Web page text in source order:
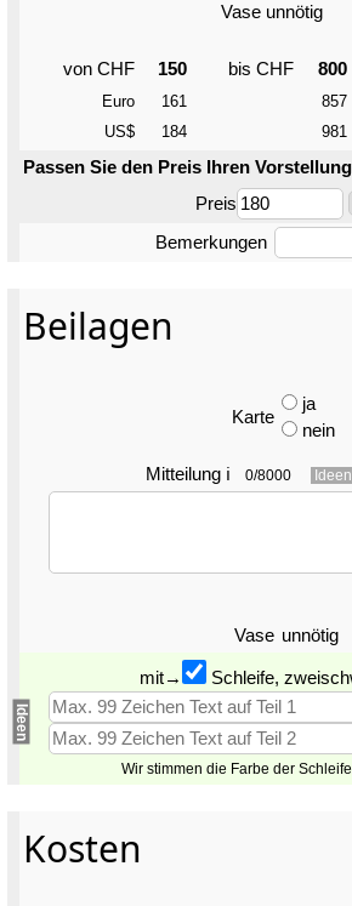
Vase unnötig
von CHF 150 bis CHF 800
Euro 161 857
US$
184 981
Passen Sie den Preis Ihren
Preis
Bemerkungen
Beilagen
Karte
ja
nein
Mitteilung ℹ 0/8000 Ideen
Vase unnötig
Ideen
mit→ Schleife,
Wir stimmen die Farbe der
Kosten